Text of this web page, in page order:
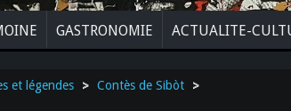
GASTRONOMIE ACTUALITE-
et légendes > Contès de Sibòt
>